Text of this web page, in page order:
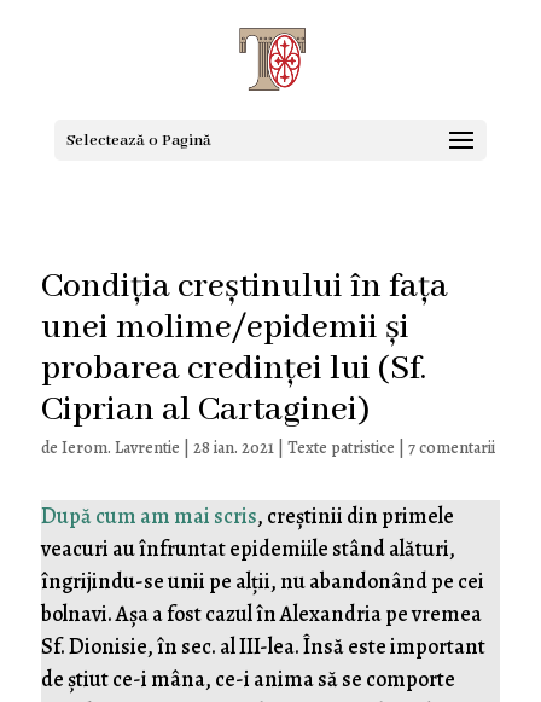
Selectează o Pagină
Condiția creștinului în fața
unei molime/epidemii și
probarea credinței lui (Sf.
Ciprian al Cartaginei)
de Ierom. Lavrentie 28 ian. 2021| Texte patristice 7 comentarii
După cum am mai scris, creștinii din primele
veacuri au înfruntat epidemiile stând alături,
îngrijindu-se unii pe alții, nu abandonând pe cei
bolnavi. Așa a fost cazul în Alexandria pe vremea
Sf. Dionisie, în sec. al III-lea. Însă este important
de știut ce-i mâna, ce-i anima să se comporte